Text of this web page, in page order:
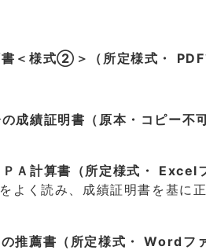
＜様式②＞（所定様式・
成績証明書（原本・コピー不可
Ａ計算書（所定様式・ Excel
よく読み、成績証明書を基に
推薦書（所定様式・ Wordファ